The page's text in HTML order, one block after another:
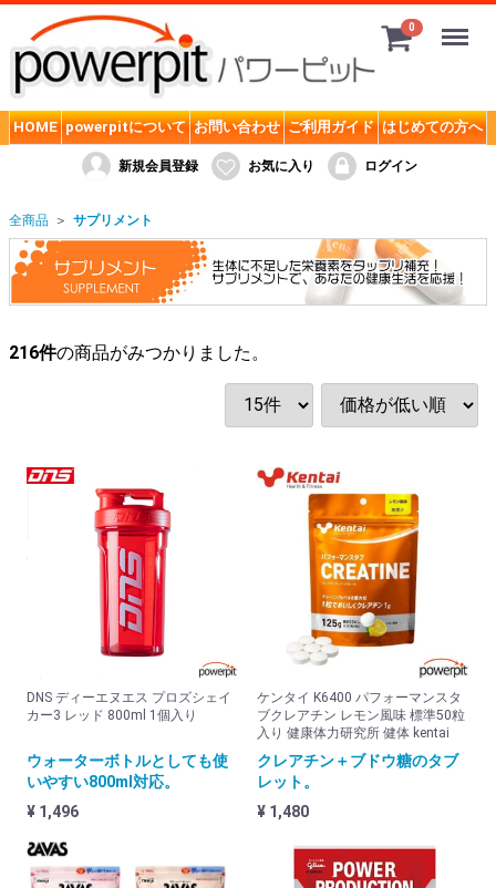
0 Menu
HOME powerpitについて お問い合わせ ご利用ガイド はじめての方へ
新規会員登録 お気に入り ログイン
全商品 サプリメント
216件の商品がみつかりました。
DNS ディーエヌエス プロズシェイ
カー3 レッド 800ml 1個入り
ウォーターボトルとしても使
いやすい800ml対応。
¥ 1,496
ケンタイ K6400 パフォーマンスタ
ブクレアチン レモン風味 標準50粒
入り 健康体力研究所 健体 kentai
クレアチン＋ブドウ糖のタブ
レット。
¥ 1,480
サプリメント
SMD. powerpitオリジナル
ケンタイ 健康体力研究所 Kentai
ゴールドジム (GOLD's GYM)
ディーエヌエス (DNS)
バーサーカー(BERSERKER)
パワープロダクション (グリコ)
ファインラボ (FINE LAB)
フローラ・ハウス FLORA Salus
ライフスタイル (LIFE STYLE)
プロテインバー・ジェル
その他メーカー
エネルギーアップサプリメント
関節 ジョイントサプリメント
クエン酸